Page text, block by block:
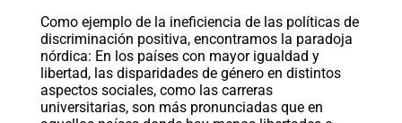
Como ejemplo de la ineficiencia de las políticas de
discriminación positiva, encontramos la paradoja
nórdica: En los países con mayor igualdad y
libertad, las disparidades de género en distintos
aspectos sociales, como las carreras
universitarias, son más pronunciadas que en